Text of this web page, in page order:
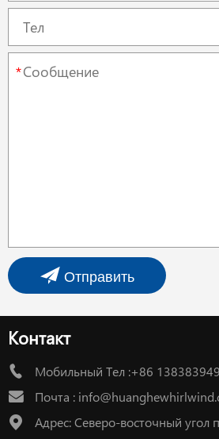
*
Отправить
Контакт
Мобильный Тел :+86
Почта :
Адрес: Северо-восточный угол